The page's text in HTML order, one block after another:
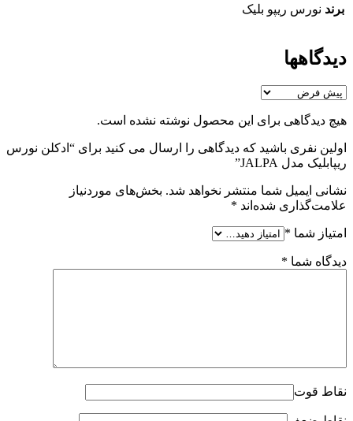
برند نورس ریپو بلیک
دیدگاهها
هیچ دیدگاهی برای این محصول نوشته نشده است.
اولین نفری باشید که دیدگاهی را ارسال می کنید برای “ادکلن نورس
ریپابلیک مدل JALPA”
نشانی ایمیل شما منتشر نخواهد شد. بخش‌های موردنیاز
علامت‌گذاری شده‌اند *
امتیاز شما *
دیدگاه شما *
نقاط قوت